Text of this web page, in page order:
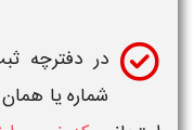
در دفترچه
شماره یا